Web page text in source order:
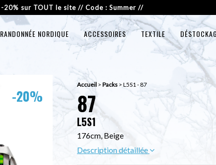
-20% sur TOUT le site // Code : Summer //
RANDONNÉE NORDIQUE ACCESSOIRES TEXTILE
-20%
Accueil > Packs > L5S1 - 87
87
L5S1
176cm, Beige
Description détaillée